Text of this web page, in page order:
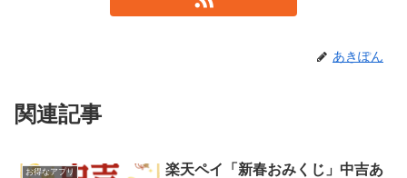
あきぽん
関連記事
お得なアプリ
楽天ペイ「新春おみくじ」中吉あ